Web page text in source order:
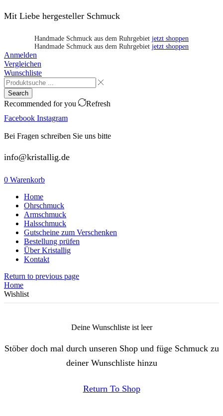
Mit Liebe hergesteller Schmuck
Handmade Schmuck aus dem Ruhrgebiet jetzt shoppen
Handmade Schmuck aus dem Ruhrgebiet jetzt shoppen
Anmelden
Vergleichen
Wunschliste
Search
Recommended for you
Refresh
Facebook Instagram
Bei Fragen schreiben Sie uns bitte
info@kristallig.de
0 Warenkorb
Home
Ohrschmuck
Armschmuck
Halsschmuck
Gutscheine zum Verschenken
Bestellung prüfen
Über Kristallig
Kontakt
Return to previous page
Home
Wishlist
Deine Wunschliste ist leer
Stöber doch mal durch unseren Shop und füge Schmuck zu
deiner Wunschliste hinzu
Return To Shop